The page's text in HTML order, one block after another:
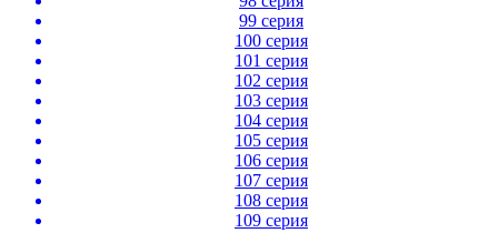
99 серия
100 серия
101 серия
102 серия
103 серия
104 серия
105 серия
106 серия
107 серия
108 серия
109 серия